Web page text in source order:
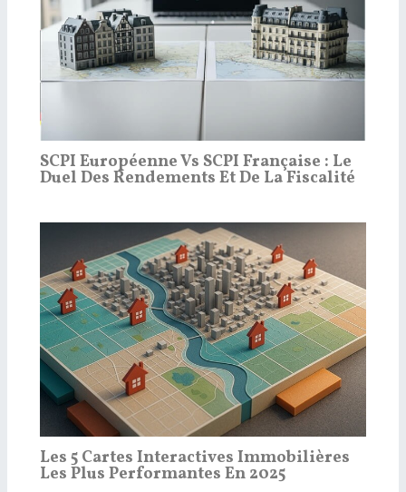
SCPI Européenne Vs SCPI Française : Le
Duel Des Rendements Et De La Fiscalité
Les 5 Cartes Interactives Immobilières
Les Plus Performantes En 2025